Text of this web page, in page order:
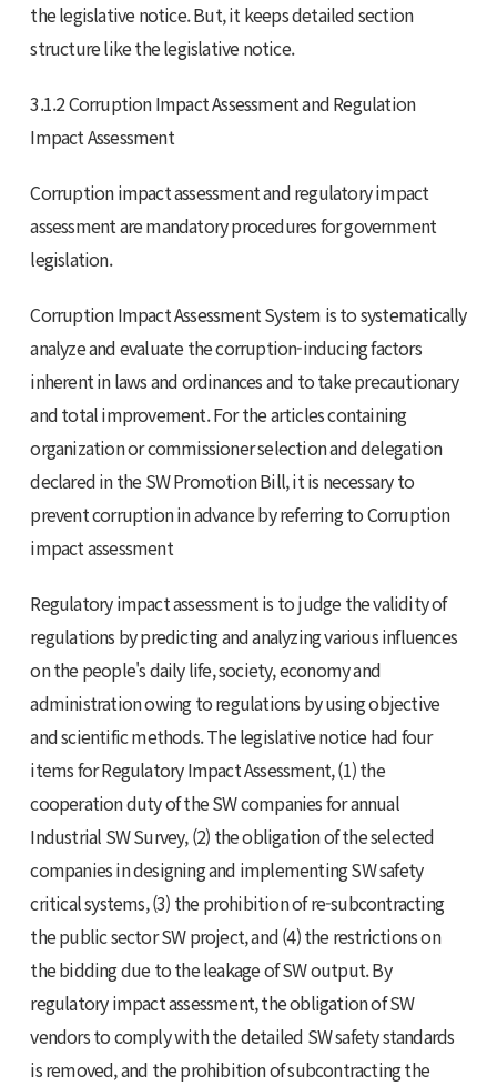
the legislative notice. But, it keeps detailed section
structure like the legislative notice.
3.1.2 Corruption Impact Assessment and Regulation
Impact Assessment
Corruption impact assessment and regulatory impact
assessment are mandatory procedures for government
legislation.
Corruption Impact Assessment System is to systematically
analyze and evaluate the corruption-inducing factors
inherent in laws and ordinances and to take precautionary
and total improvement. For the articles containing
organization or commissioner selection and delegation
declared in the SW Promotion Bill, it is necessary to
prevent corruption in advance by referring to Corruption
impact assessment
Regulatory impact assessment is to judge the validity of
regulations by predicting and analyzing various influences
on the people's daily life, society, economy and
administration owing to regulations by using objective
and scientific methods. The legislative notice had four
items for Regulatory Impact Assessment, (1) the
cooperation duty of the SW companies for annual
Industrial SW Survey, (2) the obligation of the selected
companies in designing and implementing SW safety
critical systems, (3) the prohibition of re-subcontracting
the public sector SW project, and (4) the restrictions on
the bidding due to the leakage of SW output. By
regulatory impact assessment, the obligation of SW
vendors to comply with the detailed SW safety standards
is removed, and the prohibition of subcontracting the